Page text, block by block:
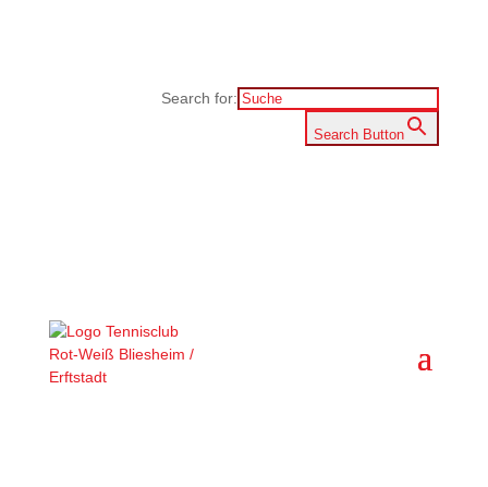
Search for:
Search Button